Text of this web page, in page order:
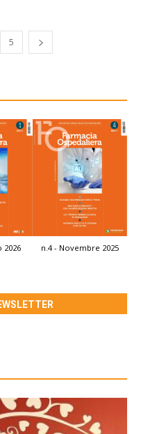
5
2026 n.4 - Novembre 2025